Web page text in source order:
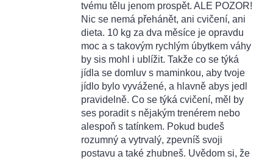
tvému tělu jenom prospět. ALE POZOR!
Nic se nemá přehánět, ani cvičení, ani
dieta. 10 kg za dva měsíce je opravdu
moc a s takovým rychlým úbytkem váhy
by sis mohl i ublížit. Takže co se týká
jídla se domluv s maminkou, aby tvoje
jídlo bylo vyvážené, a hlavně abys jedl
pravidelně. Co se týká cvičení, měl by
ses poradit s nějakým trenérem nebo
alespoň s tatínkem. Pokud budeš
rozumný a vytrvalý, zpevníš svoji
postavu a také zhubneš. Uvědom si, že